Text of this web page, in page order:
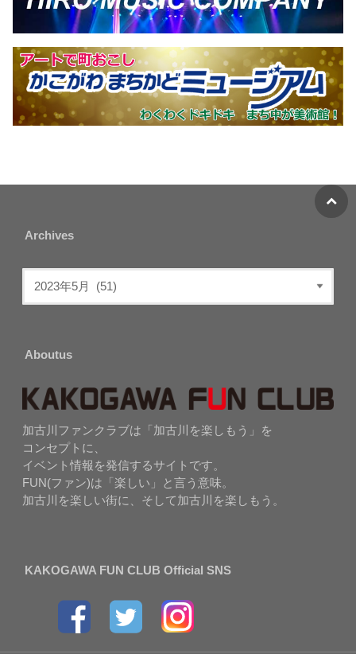
Archives
Aboutus
加古川ファンクラブは「加古川を楽しもう」を
コンセプトに、
イベント情報を発信するサイトです。
FUN(ファン)は「楽しい」と言う意味。
加古川を楽しい街に、そして加古川を楽しもう。
KAKOGAWA FUN CLUB Official SNS